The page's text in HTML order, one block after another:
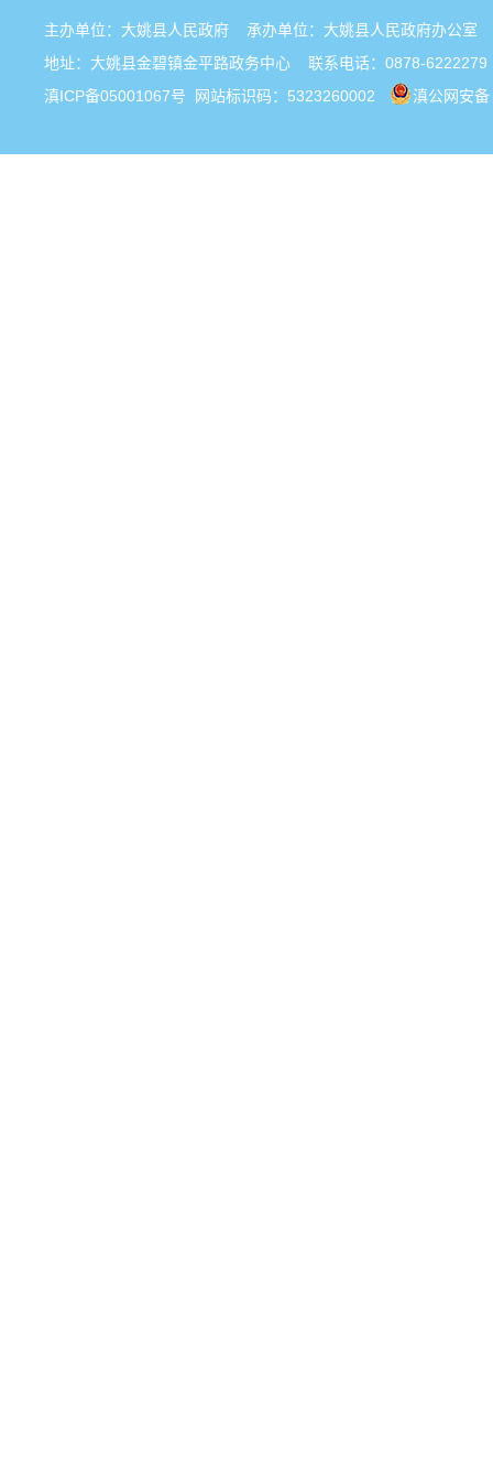
主办单位：大姚县人民政府 承办单位：大姚县人民政府办公
地址：大姚县金碧镇金平路政务中心 联系电话：0878-6222279
滇ICP备05001067号 网站标识码：5323260002 滇公网安